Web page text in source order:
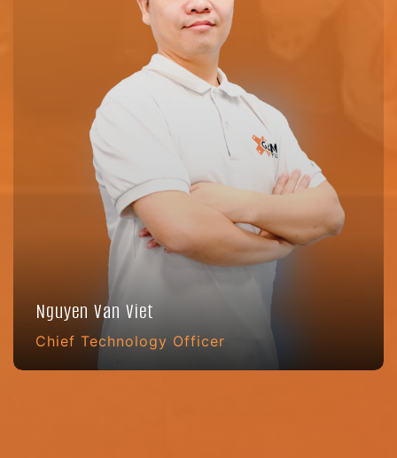
Nguyen Van Viet
Chief Technology Officer